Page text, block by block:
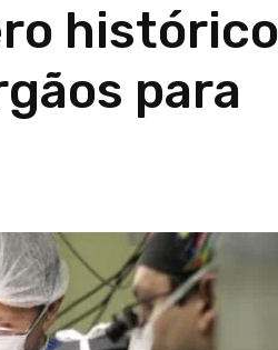
histórico
para